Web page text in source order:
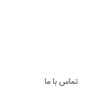
تماس با ما